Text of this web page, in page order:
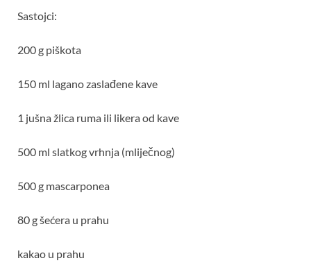
Sastojci:
200 g piškota
150 ml lagano zaslađene kave
1 jušna žlica ruma ili likera od kave
500 ml slatkog vrhnja (mliječnog)
500 g mascarponea
80 g šećera u prahu
kakao u prahu